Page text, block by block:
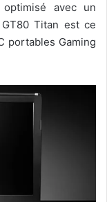
avec un
Titan est ce
portables Gaming